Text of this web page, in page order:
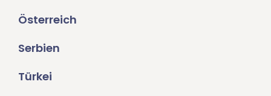
Österreich
Serbien
Türkei